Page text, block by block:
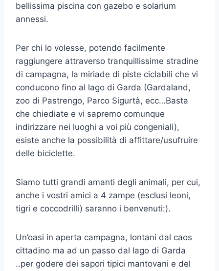
bellissima piscina con gazebo e solarium
annessi.
Per chi lo volesse, potendo facilmente
raggiungere attraverso tranquillissime stradine
di campagna, la miriade di piste ciclabili che vi
conducono fino al lago di Garda (Gardaland,
zoo di Pastrengo, Parco Sigurtà, ecc…Basta
che chiediate e vi sapremo comunque
indirizzare nei luoghi a voi più congeniali),
esiste anche la possibilità di affittare/usufruire
delle biciclette.
Siamo tutti grandi amanti degli animali, per cui,
anche i vostri amici a 4 zampe (esclusi leoni,
tigri e coccodrilli) saranno i benvenuti:).
Un’oasi in aperta campagna, lontani dal caos
cittadino ma ad un passo dal lago di Garda
..per godere dei sapori tipici mantovani e del